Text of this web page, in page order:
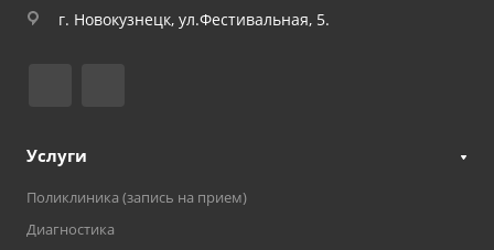
г. Новокузнецк, ул.Фестивальная, 5.
Услуги
Поликлиника (запись на прием)
Диагностика